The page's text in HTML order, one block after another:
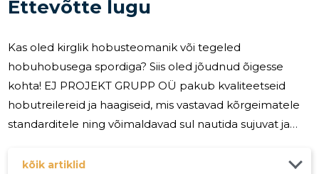
Ettevõtte lugu
Kas oled kirglik hobusteomanik või tegeled
hobuhobusega spordiga? Siis oled jõudnud õigesse
kohta! EJ PROJEKT GRUPP OÜ pakub kvaliteetseid
hobutreilereid ja haagiseid, mis vastavad kõrgeimatele
standarditele ning võimaldavad sul nautida sujuvat ja
oleme Euroopas enimüüdud hobutrilerite ametlikud
kõik artiklid